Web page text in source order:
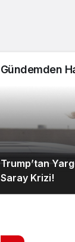
Gündemden
Trump’tan
Saray Krizi!